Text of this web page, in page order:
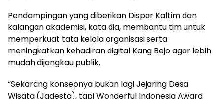
Pendampingan yang diberikan Dispar Kaltim dan
kalangan akademisi, kata dia, membantu tim untuk
memperkuat tata kelola organisasi serta
meningkatkan kehadiran digital Kang Bejo agar lebih
mudah dijangkau publik.
“Sekarang konsepnya bukan lagi Jejaring Desa
Wisata (Jadesta), tapi Wonderful Indonesia Award